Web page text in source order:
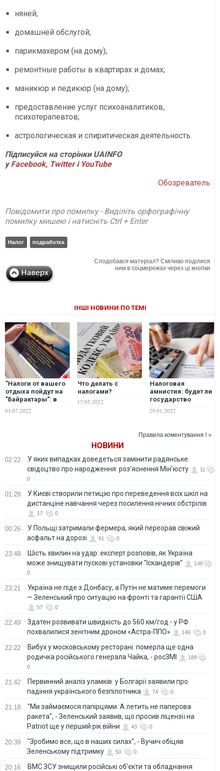
няней;
домашней обслугой;
парикмахером (на дому);
ремонтные работы в квартирах и домах;
маникюр и педикюр (на дому);
предоставление услуг психоаналитиков,
психотерапевтов;
астрологическая и спиритическая деятельность.
Підписуйся на сторінки UAINFO
уFacebook, Twitterі YouTube
Обозреватель
Повідомити про помилку - Виділіть орфографічну
помилку мишею і натисніть Ctrl + Enter
Налог подработка
Сподобався матеріал? Сміливо поділися
ним в соцмережах через ці кнопки
ІНШІ НОВИНИ ПО ТЕМІ
"Налоги от вашего
отдыха пойдут на
"Байрактары": в
Турции троллят
туристов из России
03.07.2022
Что делать с
налогами?
17.05.2022
Налоговая
амнистия: будет ли
государство
взимать налоги
задним числом?
29.01.2022
Правила коментування ! »
НОВИНИ
02:22
У яких випадках доведеться замінити радянське
свідоцтво про народження: роз'яснення Мін'юсту
11
0
01:28
У Києві створили петицію про переведення всіх шкіл на
дистанціне навчання через посилення нічних обстрілів
17 0
00:26
У Польщі затримали фермера, який переорав свіжий
асфальт на дорозі
91 0
23:48
Шість хвилин на удар: експерт розповів, як Україна
може знищувати пускові установки "Іскандерів"
148
0
23:21
Україна не піде з Донбасу, а Путін не матиме перемоги
— Зеленський про ситуацію на фронті та гарантії США
57 0
22:49
Здатен розвивати швидкість до 560 км/год - у РФ
похвалилися зенітним дроном «Астра-ППО»
146 0
22:22
Вибух у московському ресторані: померла ще одна
родичка російського генерала Чайка, - росЗМІ
189
0
21:42
Первинний аналіз уламків: у Болгарії заявили про
падіння українського безпілотника
74 0
21:18
"Ми займаємося папірцями. А летить не паперова
ракета", - Зеленський заявив, що просив ліцензії на
Patriot ще у перший рік війни
43 0
20:39
"Зробимо все, що в наших силах", - Вучич обіцяв
Зеленському підтримку
50 0
20:16 ВМС ЗСУ знищили російські об'єкти та обладнання